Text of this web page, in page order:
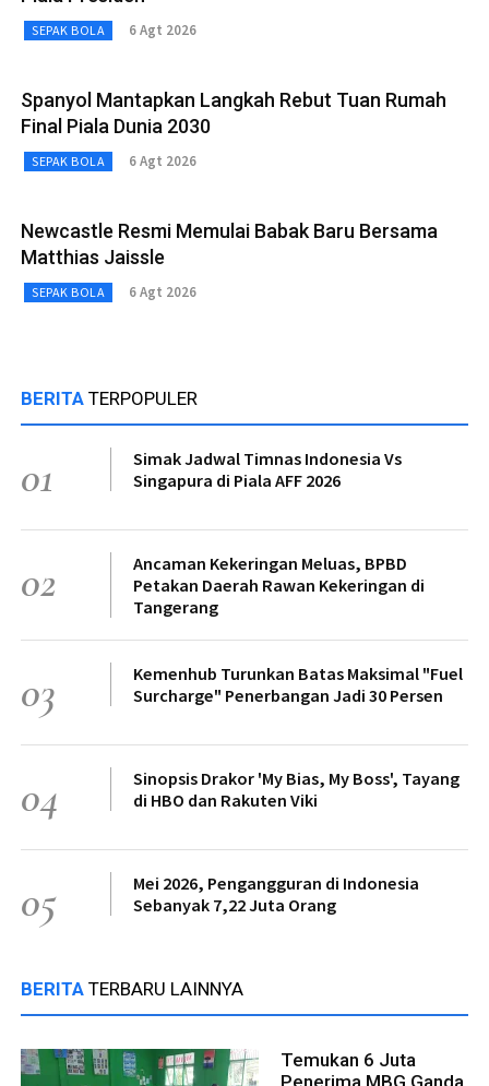
SEPAK BOLA 6 Agt 2026
Spanyol Mantapkan Langkah Rebut Tuan Rumah
Final Piala Dunia 2030
SEPAK BOLA 6 Agt 2026
Newcastle Resmi Memulai Babak Baru Bersama
Matthias Jaissle
SEPAK BOLA 6 Agt 2026
BERITA TERPOPULER
01
Simak Jadwal Timnas Indonesia Vs
Singapura di Piala AFF 2026
02
Ancaman Kekeringan Meluas, BPBD
Petakan Daerah Rawan Kekeringan di
Tangerang
03
Kemenhub Turunkan Batas Maksimal "Fuel
Surcharge" Penerbangan Jadi 30 Persen
04
Sinopsis Drakor 'My Bias, My Boss', Tayang
di HBO dan Rakuten Viki
05
Mei 2026, Pengangguran di Indonesia
Sebanyak 7,22 Juta Orang
BERITA TERBARU LAINNYA
Temukan 6 Juta
Penerima MBG Ganda,